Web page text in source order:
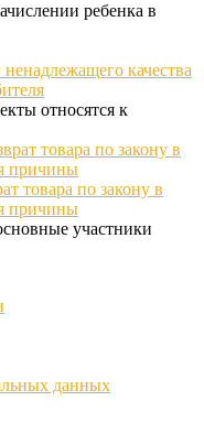
ребенка в
качества
относятся к
товара по закону в
причины
участники
данных